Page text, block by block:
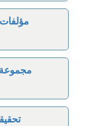
مجموعة